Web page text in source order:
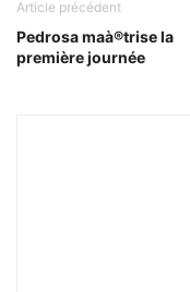
Article précédent
Pedrosa maà®trise la
première journée